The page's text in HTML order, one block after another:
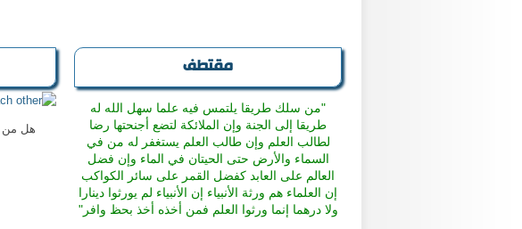
مقتطف
"من سلك طريقا يلتمس فيه علما سهل الله له
طريقا إلى الجنة وإن الملائكة لتضع أجنحتها رضا
لطالب العلم وإن طالب العلم يستغفر له من في
السماء والأرض حتى الحيتان في الماء وإن فضل
العالم على العابد كفضل القمر على سائر الكواكب
إن العلماء هم ورثة الأنبياء إن الأنبياء لم يورثوا دينارا
ولا درهما إنما ورثوا العلم فمن أخذه أخذ بحظ وافر"
هل من